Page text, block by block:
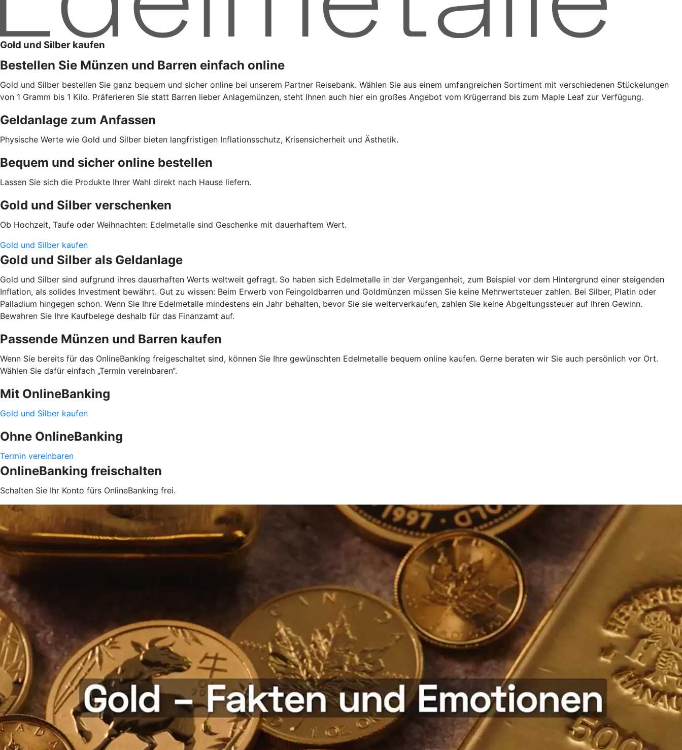
Gold und Silber kaufen
Bestellen Sie Münzen und Barren einfach online
Gold und Silber bestellen Sie ganz bequem und sicher online bei unserem Partner Reisebank. Wählen Sie aus einem umfangreichen Sortiment mit verschiedenen Stückelungen
von 1 Gramm bis 1 Kilo. Präferieren Sie statt Barren lieber Anlagemünzen, steht Ihnen auch hier ein großes Angebot vom Krügerrand bis zum Maple Leaf zur Verfügung.
Geldanlage zum Anfassen
Physische Werte wie Gold und Silber bieten langfristigen Inflationsschutz, Krisensicherheit und Ästhetik.
Bequem und sicher online bestellen
Lassen Sie sich die Produkte Ihrer Wahl direkt nach Hause liefern.
Gold und Silber verschenken
Ob Hochzeit, Taufe oder Weihnachten: Edelmetalle sind Geschenke mit dauerhaftem Wert.
Gold und Silber kaufen
Gold und Silber als Geldanlage
Gold und Silber sind aufgrund ihres dauerhaften Werts weltweit gefragt. So haben sich Edelmetalle in der Vergangenheit, zum Beispiel vor dem Hintergrund einer steigenden
Inflation, als solides Investment bewährt. Gut zu wissen: Beim Erwerb von Feingoldbarren und Goldmünzen müssen Sie keine Mehrwertsteuer zahlen. Bei Silber, Platin oder
Palladium hingegen schon. Wenn Sie Ihre Edelmetalle mindestens ein Jahr behalten, bevor Sie sie weiterverkaufen, zahlen Sie keine Abgeltungssteuer auf Ihren Gewinn.
Bewahren Sie Ihre Kaufbelege deshalb für das Finanzamt auf.
Passende Münzen und Barren kaufen
Wenn Sie bereits für das OnlineBanking freigeschaltet sind, können Sie Ihre gewünschten Edelmetalle bequem online kaufen. Gerne beraten wir Sie auch persönlich vor Ort.
Wählen Sie dafür einfach „Termin vereinbaren“.
Mit OnlineBanking
Gold und Silber kaufen
Ohne OnlineBanking
Termin vereinbaren
OnlineBanking freischalten
Schalten Sie Ihr Konto fürs OnlineBanking frei.